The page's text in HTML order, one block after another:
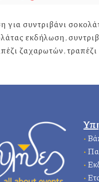
για συντριβάνι
εκδήλωση,
ζαχαρωτών,
•
•
•
•